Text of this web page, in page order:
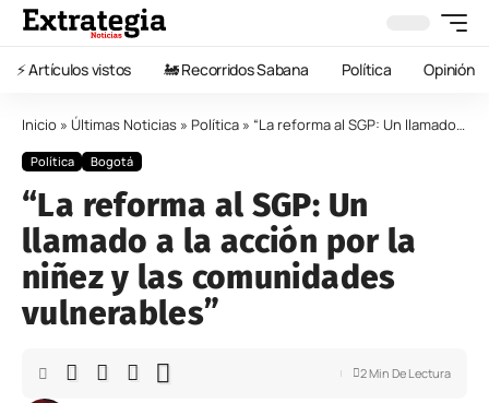
⚡️ Artículos vistos 🚂 Recorridos Sabana Política Opinión
Inicio » Últimas Noticias » Política » “La reforma al SGP: Un llamado a la acción por la niñez y las comunidades vulnerables”
Política Bogotá
“La reforma al SGP: Un
llamado a la acción por la
niñez y las comunidades
vulnerables”
2 Min De Lectura